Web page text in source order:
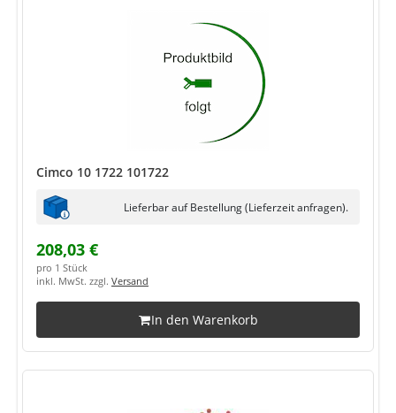
Cimco 10 1722 101722
Lieferbar auf Bestellung (Lieferzeit anfragen).
208,03 €
pro 1 Stück
inkl. MwSt. zzgl. Versand
In den Warenkorb